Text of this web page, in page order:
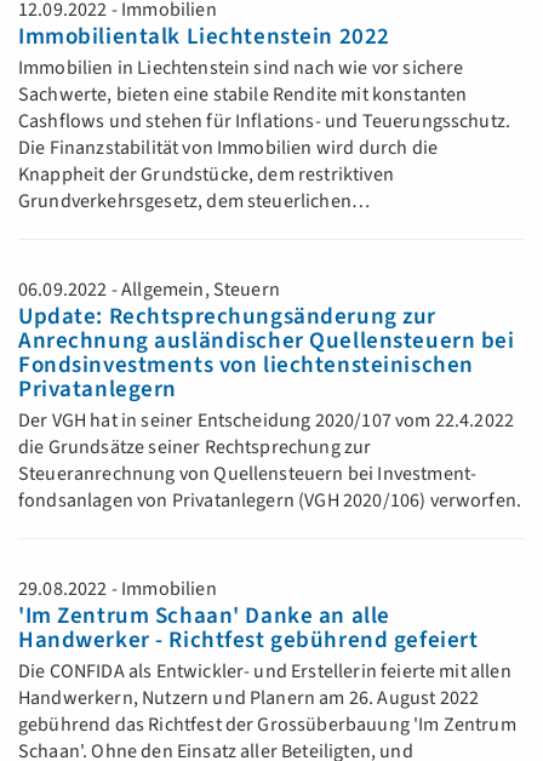
12.09.2022 - Immobilien
Immobilientalk Liechtenstein 2022
Immobilien in Liechtenstein sind nach wie vor sichere
Sachwerte, bieten eine stabile Rendite mit konstanten
Cashflows und stehen für Inflations- und Teuerungsschutz.
Die Finanzstabilität von Immobilien wird durch die
Knappheit der Grundstücke, dem restriktiven
Grundverkehrsgesetz, dem steuerlichen…
06.09.2022 - Allgemein, Steuern
Update: Rechtsprechungsänderung zur
Anrechnung ausländischer Quellensteuern bei
Fondsinvestments von liechtensteinischen
Privatanlegern
Der VGH hat in seiner Entscheidung 2020/107 vom 22.4.2022
die Grundsätze seiner Rechtsprechung zur
Steueranrechnung von Quellensteuern bei Investment-
fondsanlagen von Privatanlegern (VGH 2020/106) verworfen.
29.08.2022 - Immobilien
'Im Zentrum Schaan' Danke an alle
Handwerker - Richtfest gebührend gefeiert
Die CONFIDA als Entwickler- und Erstellerin feierte mit allen
Handwerkern, Nutzern und Planern am 26. August 2022
gebührend das Richtfest der Grossüberbauung 'Im Zentrum
Schaan'. Ohne den Einsatz aller Beteiligten, und